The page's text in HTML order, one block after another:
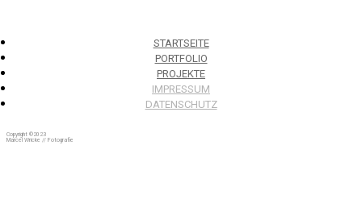
STARTSEITE
PORTFOLIO
PROJEKTE
IMPRESSUM
DATENSCHUTZ
Copyright ©2023
Marcel Wricke // Fotografie